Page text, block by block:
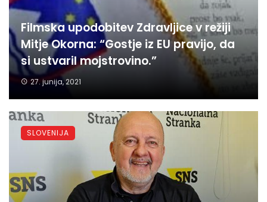
Filmska upodobitev Zdravljice v režiji
Mitje Okorna: “Gostje iz EU pravijo, da
si ustvaril mojstrovino.”
27. junija, 2021
SLOVENIJA